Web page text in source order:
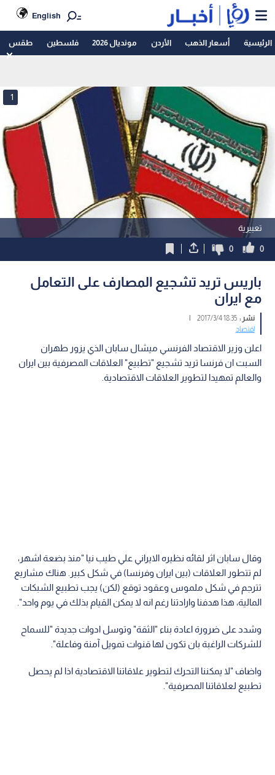
English
الرئيسية أسعار الذهب الأردن مونديال 2026 فلسطين طقس
تعبيرية
1
0
0
باريس تريد تشجيع المصارف على التعامل
مع ايران
نشر :18:35 2017/3/4
|
اقتصاد
اعلن وزير الاقتصاد الفرنسي ميشال سابان الذي يزور طهران
السبت ان فرنسا تريد تشجيع "تطبيع" العلاقات المصرفية بين ايران
والعالم تمهيدا لتطوير العلاقات الاقتصادية.
وقال سابان اثر لقائه نظيره الايراني علي طيب نيا "منذ بضعة اشهر،
لم تتطور العلاقات (بين ايران وفرنسا) في شكل كبير. هناك مشاريع
تترجم في شكل ملموس وعقود توقع (لكن) يجب تطبيع الشبكات
المالية، هذا هدفنا وارادتنا رغم انه لا يمكن القيام بذلك في يوم واحد".
وشدد على ضرورة اعادة بناء "الثقة" وتوسل ادوات جديدة "للسماح
للشركات الراغبة بان تكون لها قنوات تمويل آمنة وفاعلة".
واضاف "لا يمكننا التحرك لتطوير علاقاتنا الاقتصادية اذا لم يحصل
تطبيع لعلاقاتنا المصرفية".